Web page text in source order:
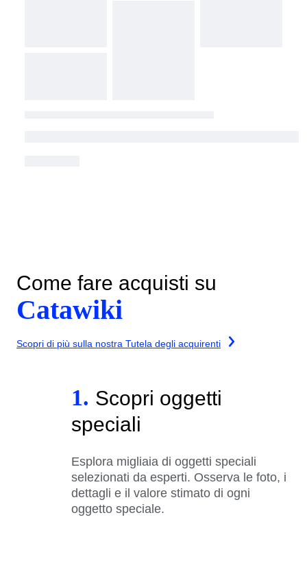
Come fare acquisti su
Catawiki
Scopri di più sulla nostra Tutela degli acquirenti
1. Scopri oggetti
speciali
Esplora migliaia di oggetti speciali
selezionati da esperti. Osserva le foto, i
dettagli e il valore stimato di ogni
oggetto speciale.